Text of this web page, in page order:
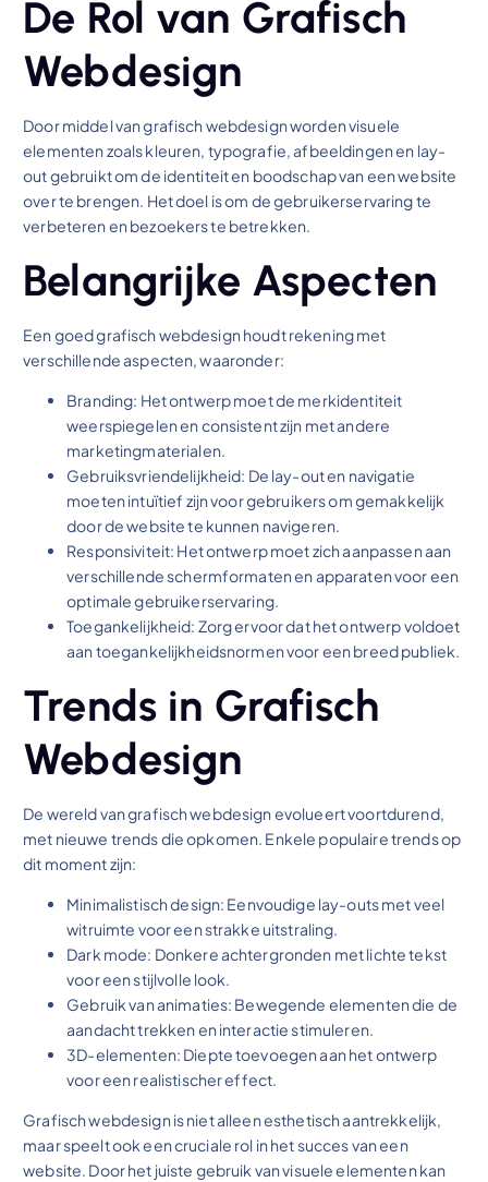
De Rol van Grafisch
Webdesign
Door middel van grafisch webdesign worden visuele
elementen zoals kleuren, typografie, afbeeldingen en lay-
out gebruikt om de identiteit en boodschap van een website
over te brengen. Het doel is om de gebruikerservaring te
verbeteren en bezoekers te betrekken.
Belangrijke Aspecten
Een goed grafisch webdesign houdt rekening met
verschillende aspecten, waaronder:
Branding: Het ontwerp moet de merkidentiteit
weerspiegelen en consistent zijn met andere
marketingmaterialen.
Gebruiksvriendelijkheid: De lay-out en navigatie
moeten intuïtief zijn voor gebruikers om gemakkelijk
door de website te kunnen navigeren.
Responsiviteit: Het ontwerp moet zich aanpassen aan
verschillende schermformaten en apparaten voor een
optimale gebruikerservaring.
Toegankelijkheid: Zorg ervoor dat het ontwerp voldoet
aan toegankelijkheidsnormen voor een breed publiek.
Trends in Grafisch
Webdesign
De wereld van grafisch webdesign evolueert voortdurend,
met nieuwe trends die opkomen. Enkele populaire trends op
dit moment zijn:
Minimalistisch design: Eenvoudige lay-outs met veel
witruimte voor een strakke uitstraling.
Dark mode: Donkere achtergronden met lichte tekst
voor een stijlvolle look.
Gebruik van animaties: Bewegende elementen die de
aandacht trekken en interactie stimuleren.
3D-elementen: Diepte toevoegen aan het ontwerp
voor een realistischer effect.
Grafisch webdesign is niet alleen esthetisch aantrekkelijk,
maar speelt ook een cruciale rol in het succes van een
website. Door het juiste gebruik van visuele elementen kan